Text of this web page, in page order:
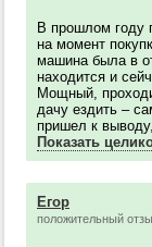
В прошлом году
на момент
машина была в
находится и
Мощный,
дачу ездить –
пришел к
Показать
Егор
положительный